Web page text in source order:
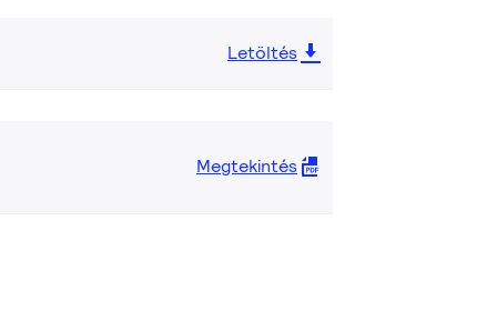
Letöltés
Megtekintés